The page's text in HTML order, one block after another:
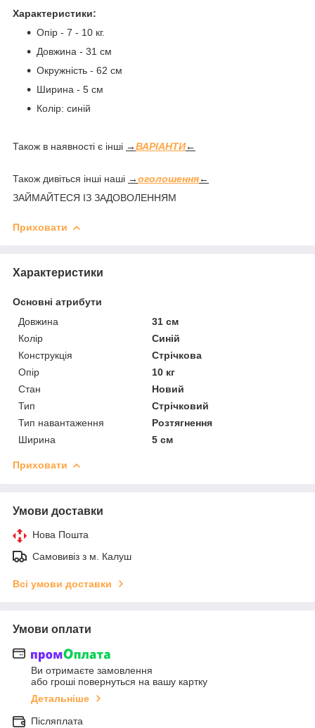
Характеристики:
Опір - 7 - 10 кг.
Довжина - 31 см
Окружність - 62 см
Ширина - 5 см
Колір: синій
Також в наявності є інші →ВАРІАНТИ←
Також дивіться інші наші →оголошення←
ЗАЙМАЙТЕСЯ ІЗ ЗАДОВОЛЕННЯМ
Приховати
Характеристики
Основні атрибути
Довжина
31 см
Колір
Синій
Конструкція
Стрічкова
Опір
10 кг
Стан
Новий
Тип
Стрічковий
Тип навантаження
Розтягнення
Ширина
5 см
Приховати
Умови доставки
Нова Пошта
Самовивіз з м. Калуш
Всі умови доставки
Умови оплати
Ви отримаєте замовлення
або гроші повернуться на вашу картку
Детальніше
Післяплата